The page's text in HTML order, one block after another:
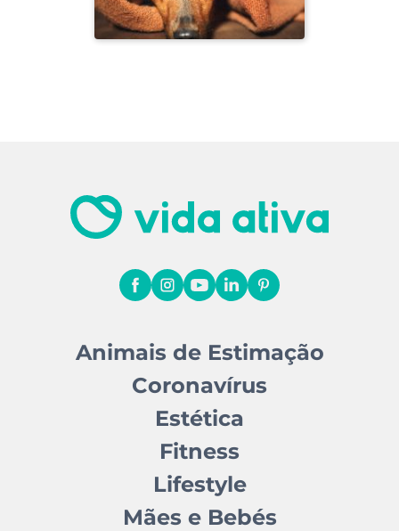
Animais de Estimação
Coronavírus
Estética
Fitness
Lifestyle
Mães e Bebés